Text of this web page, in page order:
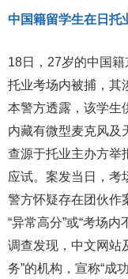
中国籍留学生在日托
18日，27岁的中国
托业考场内被捕，其
本警方透露，该学生
内藏有微型麦克风及
查源于托业主办方
应试。案发当日，考
警方怀疑存在团伙作
“异常高分”或“考场
调查发现，中文网站
务”的机构，宣称“成